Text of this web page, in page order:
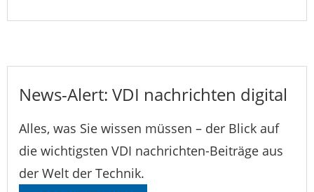
News-Alert: VDI nachrichten digital
Alles, was Sie wissen müssen – der Blick auf
die wichtigsten VDI nachrichten-Beiträge aus
der Welt der Technik.